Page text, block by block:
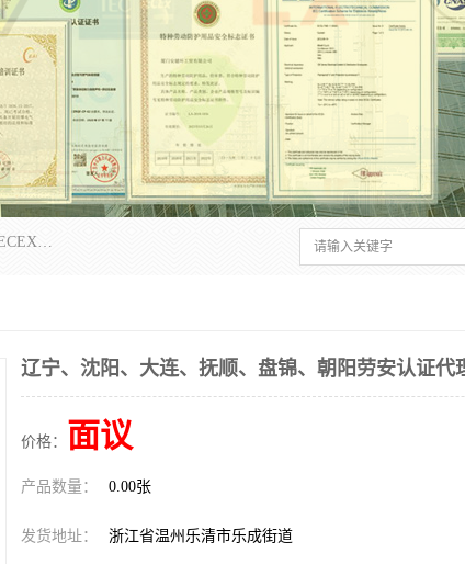
本公司专业从事全国：防爆认证、煤安认证、劳安认证、体系认证、产品认证、ATEX认证、IECEX认证、消防产品认证、生产认可证、验厂指导、认证技术支持、企业管理策划等一站式咨询服务。 用我们的智慧、经验、真诚与勤恳，分享成长的喜悦！ 全国24小时咨询热线：* 认证咨询：张老师（全国*）
辽宁、沈阳、大连、抚顺、盘锦、朝阳劳安认证代
价格： 面议
产品数量： 0.00张
发货地址： 浙江省温州乐清市乐成街道